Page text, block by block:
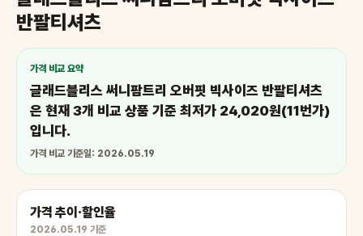
반팔티셔츠
가격 비교 요약
글래드블리스 써니팜트리 오버핏 빅사이즈 반팔티셔츠
은 현재 3개 비교 상품 기준 최저가 24,020원(11번가)
입니다.
가격 비교 기준일: 2026.05.19
가격 추이·할인율
2026.05.19 기준